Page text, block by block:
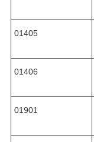
01405
01406
01901